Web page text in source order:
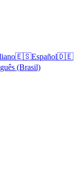
🇪🇸Español🇩🇪
(Brasil)